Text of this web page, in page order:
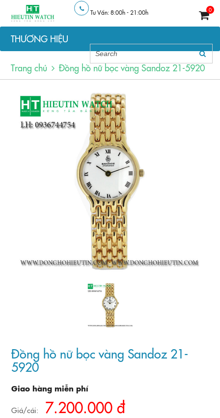
Tư Vấn: 8:00h - 21:00h 0
THƯƠNG HIỆU
Trang chủ Đồng hồ nữ bọc vàng Sandoz 21-5920
Đồng hồ nữ bọc vàng Sandoz 21-
5920
Giao hàng miễn phí
Giá/cái: 7.200.000 đ